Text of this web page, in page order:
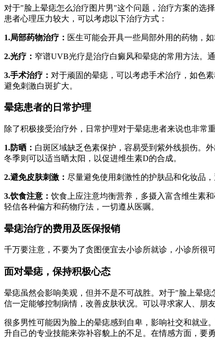
对于"脸上晕痣怎么治疗图片男"这个问题，治疗方案的选
患者心理压力较大，可以考虑以下治疗方式：
1.局部药物治疗： 医生可能会开具一些局部外用的药物，
2.光疗： 窄谱UVB光疗是治疗白癜风和晕痣的常用方法。
3.手术治疗： 对于顽固的晕痣，可以考虑手术治疗，如色
避免刺激白斑扩大。
晕痣患者的日常护理
除了积极接受治疗外，日常护理对于晕痣患者来说也非常
1.防晒： 白斑区域缺乏色素保护，容易受到紫外线损伤。
冬季则可以适当晒太阳，以促进维生素D的合成。
2.避免皮肤刺激： 尽量避免使用刺激性的护肤品和化妆品
3.饮食注意： 饮食上应注意均衡营养，多摄入富含维生素
轻信各种偏方和药物疗法，一切遵从医嘱。
晕痣治疗的费用及医保报销
千万要注意，不要为了贪图便宜去小诊所就诊，小诊所很
面对晕痣，保持积极心态
晕痣虽然会影响美观，但并不是不可战胜。对于"脸上晕
信一定能够控制病情，改善皮肤状况。可以寻求家人、朋
很多男性可能因为脸上的晕痣感到自卑，影响社交和就业
升自己的专业技能来弥补容貌上的不足。在情感方面，要